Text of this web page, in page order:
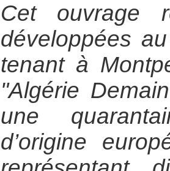
Cet ouvrage
développées
tenant à
"Algérie
une
d’origine